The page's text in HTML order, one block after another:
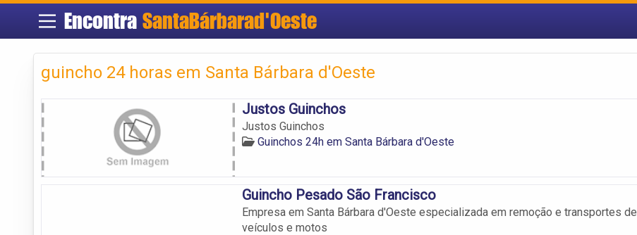
Encontra SantaBárbarad'Oeste
guincho 24 horas em Santa Bárbara d'Oeste
Justos Guinchos
Justos Guinchos
Guinchos 24h em Santa Bárbara d'Oeste
Guincho Pesado São Francisco
Empresa em Santa Bárbara d'Oeste especializada em remoção e transportes de
veículos e motos